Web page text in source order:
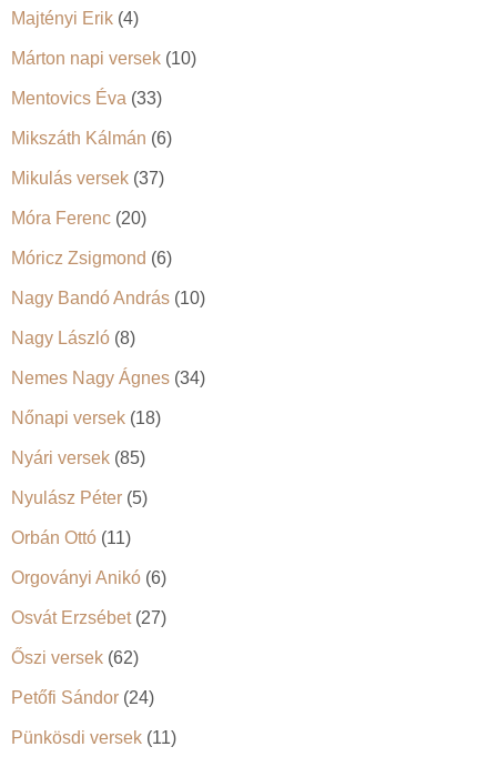
Majtényi Erik (4)
Márton napi versek (10)
Mentovics Éva (33)
Mikszáth Kálmán (6)
Mikulás versek (37)
Móra Ferenc (20)
Móricz Zsigmond (6)
Nagy Bandó András (10)
Nagy László (8)
Nemes Nagy Ágnes (34)
Nőnapi versek (18)
Nyári versek (85)
Nyulász Péter (5)
Orbán Ottó (11)
Orgoványi Anikó (6)
Osvát Erzsébet(27)
Őszi versek (62)
Petőfi Sándor (24)
Pünkösdi versek (11)